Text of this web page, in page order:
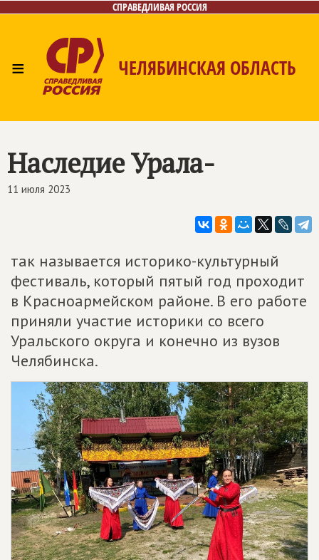
СПРАВЕДЛИВАЯ РОССИЯ
≡ ЧЕЛЯБИНСКАЯ ОБЛАСТЬ
Контакты
Наследие Урала-
11 июля 2023
так называется историко-культурный
фестиваль, который пятый год проходит
в Красноармейском районе. В его работе
приняли участие историки со всего
Уральского округа и конечно из вузов
Челябинска.